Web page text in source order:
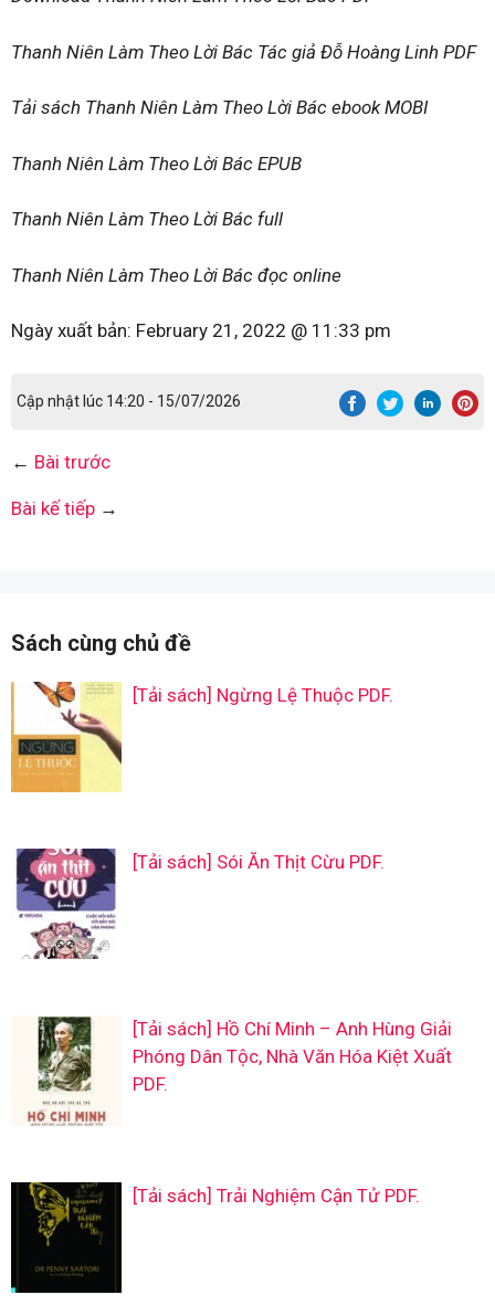
Thanh Niên Làm Theo Lời Bác Tác giả Đỗ Hoàng Linh PDF
Tải sách Thanh Niên Làm Theo Lời Bác ebook MOBI
Thanh Niên Làm Theo Lời Bác EPUB
Thanh Niên Làm Theo Lời Bác full
Thanh Niên Làm Theo Lời Bác đọc online
Ngày xuất bản: February 21, 2022 @ 11:33 pm
Cập nhật lúc 14:20 - 15/07/2026
← Bài trước
Bài kế tiếp →
Sách cùng chủ đề
[Tải sách] Ngừng Lệ Thuộc PDF.
[Tải sách] Sói Ăn Thịt Cừu PDF.
[Tải sách] Hồ Chí Minh – Anh Hùng Giải
Phóng Dân Tộc, Nhà Văn Hóa Kiệt Xuất
PDF.
[Tải sách] Trải Nghiệm Cận Tử PDF.